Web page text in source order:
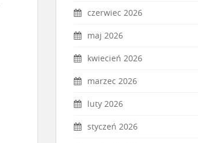
czerwiec 2026
maj 2026
kwiecień 2026
marzec 2026
luty 2026
styczeń 2026